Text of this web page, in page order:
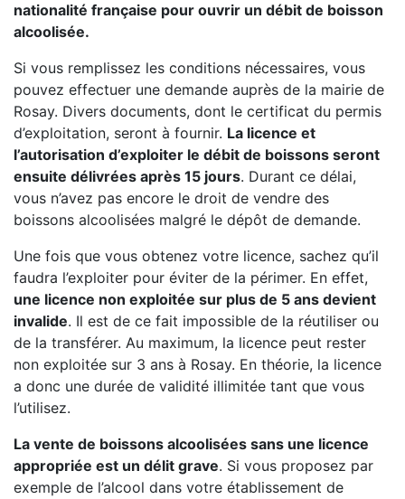
nationalité française pour ouvrir un débit de boisson
alcoolisée.
Si vous remplissez les conditions nécessaires, vous
pouvez effectuer une demande auprès de la mairie de
Rosay. Divers documents, dont le certificat du permis
d’exploitation, seront à fournir. La licence et
l’autorisation d’exploiter le débit de boissons seront
ensuite délivrées après 15 jours. Durant ce délai,
vous n’avez pas encore le droit de vendre des
boissons alcoolisées malgré le dépôt de demande.
Une fois que vous obtenez votre licence, sachez qu’il
faudra l’exploiter pour éviter de la périmer. En effet,
une licence non exploitée sur plus de 5 ans devient
invalide. Il est de ce fait impossible de la réutiliser ou
de la transférer. Au maximum, la licence peut rester
non exploitée sur 3 ans à Rosay. En théorie, la licence
a donc une durée de validité illimitée tant que vous
l’utilisez.
La vente de boissons alcoolisées sans une licence
appropriée est un délit grave. Si vous proposez par
exemple de l’alcool dans votre établissement de